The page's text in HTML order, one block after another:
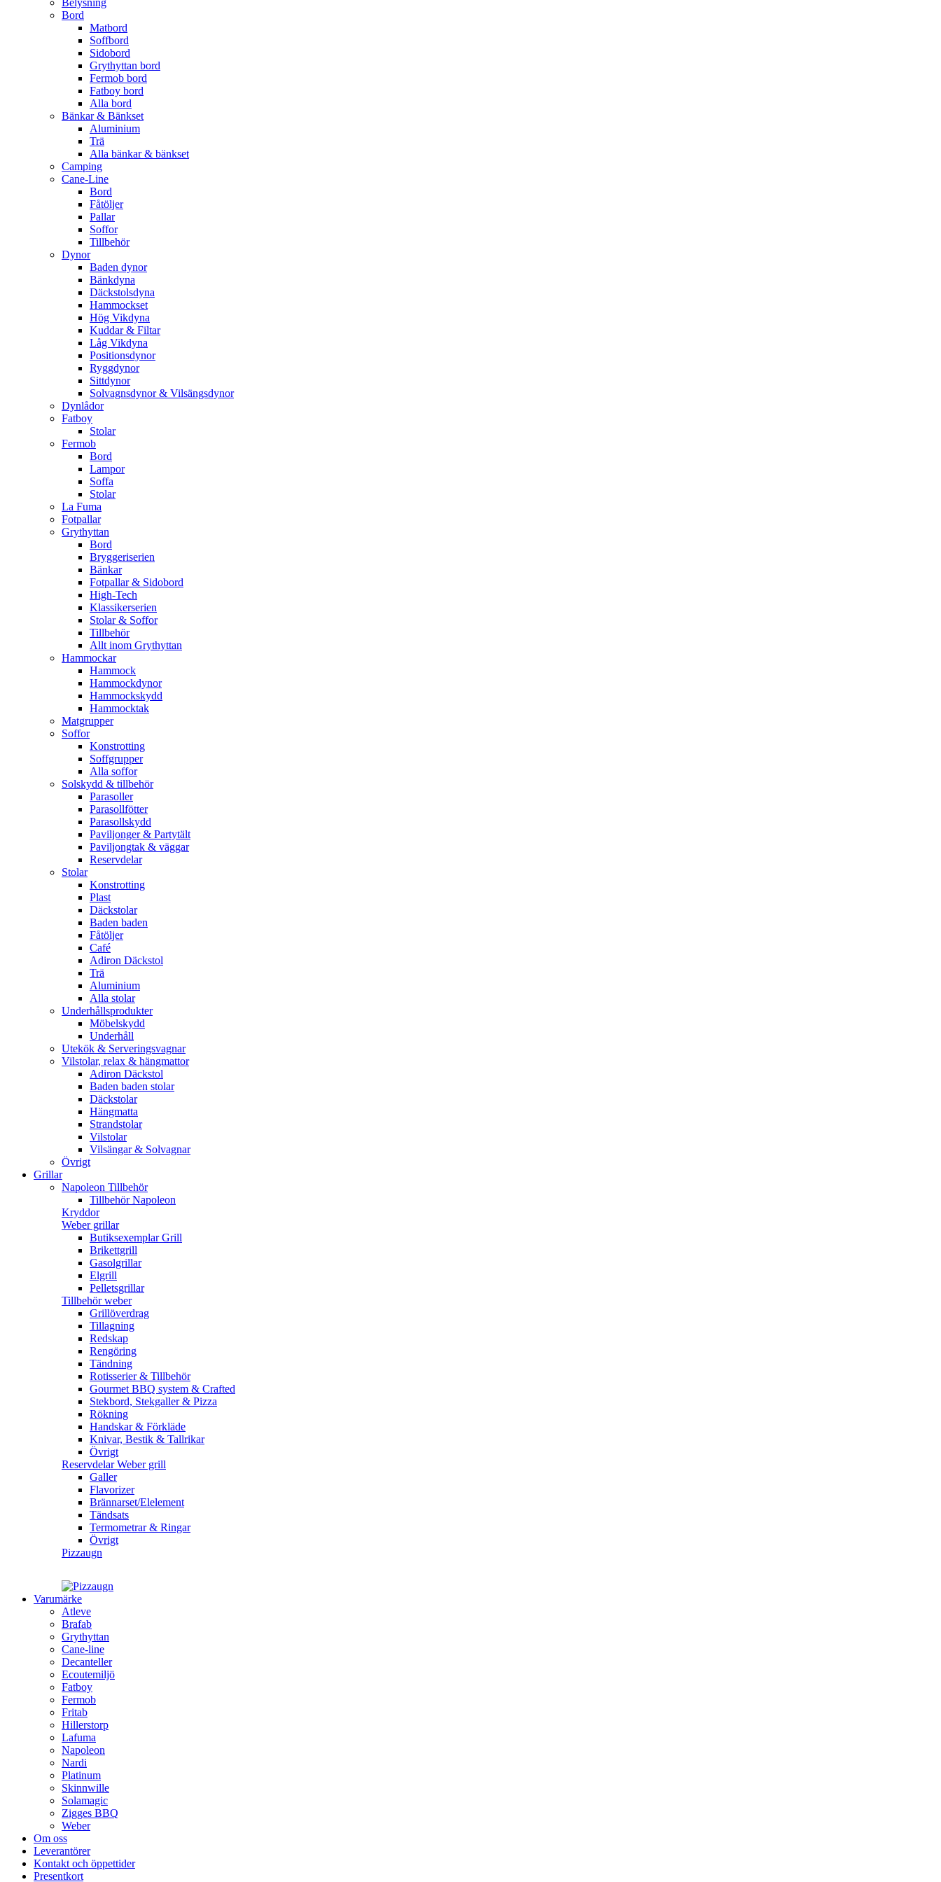
Belysning
Bord
Matbord
Soffbord
Sidobord
Grythyttan bord
Fermob bord
Fatboy bord
Alla bord
Bänkar & Bänkset
Aluminium
Trä
Alla bänkar & bänkset
Camping
Cane-Line
Bord
Fåtöljer
Pallar
Soffor
Tillbehör
Dynor
Baden dynor
Bänkdyna
Däckstolsdyna
Hammockset
Hög Vikdyna
Kuddar & Filtar
Låg Vikdyna
Positionsdynor
Ryggdynor
Sittdynor
Solvagnsdynor & Vilsängsdynor
Dynlådor
Fatboy
Stolar
Fermob
Bord
Lampor
Soffa
Stolar
La Fuma
Fotpallar
Grythyttan
Bord
Bryggeriserien
Bänkar
Fotpallar & Sidobord
High-Tech
Klassikerserien
Stolar & Soffor
Tillbehör
Allt inom Grythyttan
Hammockar
Hammock
Hammockdynor
Hammockskydd
Hammocktak
Matgrupper
Soffor
Konstrotting
Soffgrupper
Alla soffor
Solskydd & tillbehör
Parasoller
Parasollfötter
Parasollskydd
Paviljonger & Partytält
Paviljongtak & väggar
Reservdelar
Stolar
Konstrotting
Plast
Däckstolar
Baden baden
Fåtöljer
Café
Adiron Däckstol
Trä
Aluminium
Alla stolar
Underhållsprodukter
Möbelskydd
Underhåll
Utekök & Serveringsvagnar
Vilstolar, relax & hängmattor
Adiron Däckstol
Baden baden stolar
Däckstolar
Hängmatta
Strandstolar
Vilstolar
Vilsängar & Solvagnar
Övrigt
Grillar
Napoleon Tillbehör
Tillbehör Napoleon
Kryddor
Weber grillar
Butiksexemplar Grill
Brikettgrill
Gasolgrillar
Elgrill
Pelletsgrillar
Tillbehör weber
Grillöverdrag
Tillagning
Redskap
Rengöring
Tändning
Rotisserier & Tillbehör
Gourmet BBQ system & Crafted
Stekbord, Stekgaller & Pizza
Rökning
Handskar & Förkläde
Knivar, Bestik & Tallrikar
Övrigt
Reservdelar Weber grill
Galler
Flavorizer
Brännarset/Elelement
Tändsats
Termometrar & Ringar
Övrigt
Pizzaugn
Varumärke
Atleve
Brafab
Grythyttan
Cane-line
Decanteller
Ecoutemiljö
Fatboy
Fermob
Fritab
Hillerstorp
Lafuma
Napoleon
Nardi
Platinum
Skinnwille
Solamagic
Zigges BBQ
Weber
Om oss
Leverantörer
Kontakt och öppettider
Presentkort